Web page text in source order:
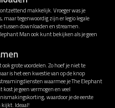
makkelijk. Vroeger was je
maar tegenwoordig zijn er legio legale
tussen downloaden en streamen.
Man ook kunt bekijken als je geen
grote voordelen. Zo hoef je niet te
is het een kwestie van op de knop
waarmee je The Elephant
je geen vermogen en veel
waardoor je de eerste
kijkt. Ideaal!